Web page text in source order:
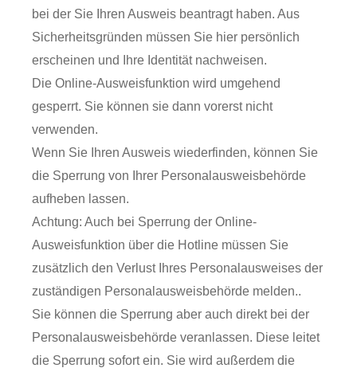
bei der Sie Ihren Ausweis beantragt haben. Aus
Sicherheitsgründen müssen Sie hier persönlich
erscheinen und Ihre Identität nachweisen.
Die Online-Ausweisfunktion wird umgehend
gesperrt. Sie können sie dann vorerst nicht
verwenden.
Wenn Sie Ihren Ausweis wiederfinden, können Sie
die Sperrung von Ihrer Personalausweisbehörde
aufheben lassen.
Achtung: Auch bei Sperrung der Online-
Ausweisfunktion über die Hotline müssen Sie
zusätzlich den Verlust Ihres Personalausweises der
zuständigen Personalausweisbehörde melden..
Sie können die Sperrung aber auch direkt bei der
Personalausweisbehörde veranlassen. Diese leitet
die Sperrung sofort ein. Sie wird außerdem die